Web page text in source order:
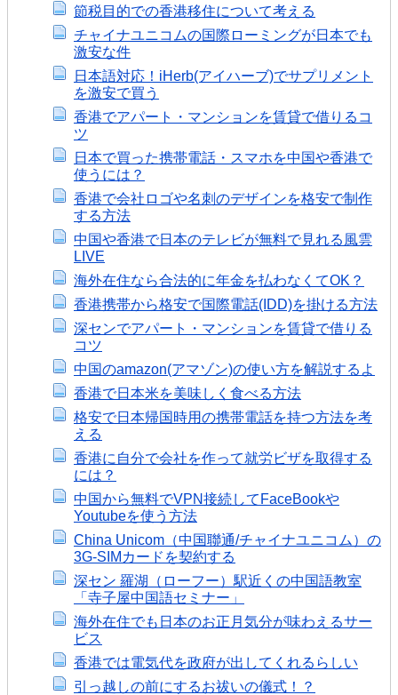
節税目的での香港移住について考える
チャイナユニコムの国際ローミングが日本でも
激安な件
日本語対応！iHerb(アイハーブ)でサプリメント
を激安で買う
香港でアパート・マンションを賃貸で借りるコ
ツ
日本で買った携帯電話・スマホを中国や香港で
使うには？
香港で会社ロゴや名刺のデザインを格安で制作
する方法
中国や香港で日本のテレビが無料で見れる風雲
LIVE
海外在住なら合法的に年金を払わなくてOK？
香港携帯から格安で国際電話(IDD)を掛ける方法
深センでアパート・マンションを賃貸で借りる
コツ
中国のamazon(アマゾン)の使い方を解説するよ
香港で日本米を美味しく食べる方法
格安で日本帰国時用の携帯電話を持つ方法を考
える
香港に自分で会社を作って就労ビザを取得する
には？
中国から無料でVPN接続してFaceBookや
Youtubeを使う方法
China Unicom（中国聯通/チャイナユニコム）の
3G-SIMカードを契約する
深セン 羅湖（ローフー）駅近くの中国語教室
「寺子屋中国語セミナー」
海外在住でも日本のお正月気分が味わえるサー
ビス
香港では電気代を政府が出してくれるらしい
引っ越しの前にするお祓いの儀式！？